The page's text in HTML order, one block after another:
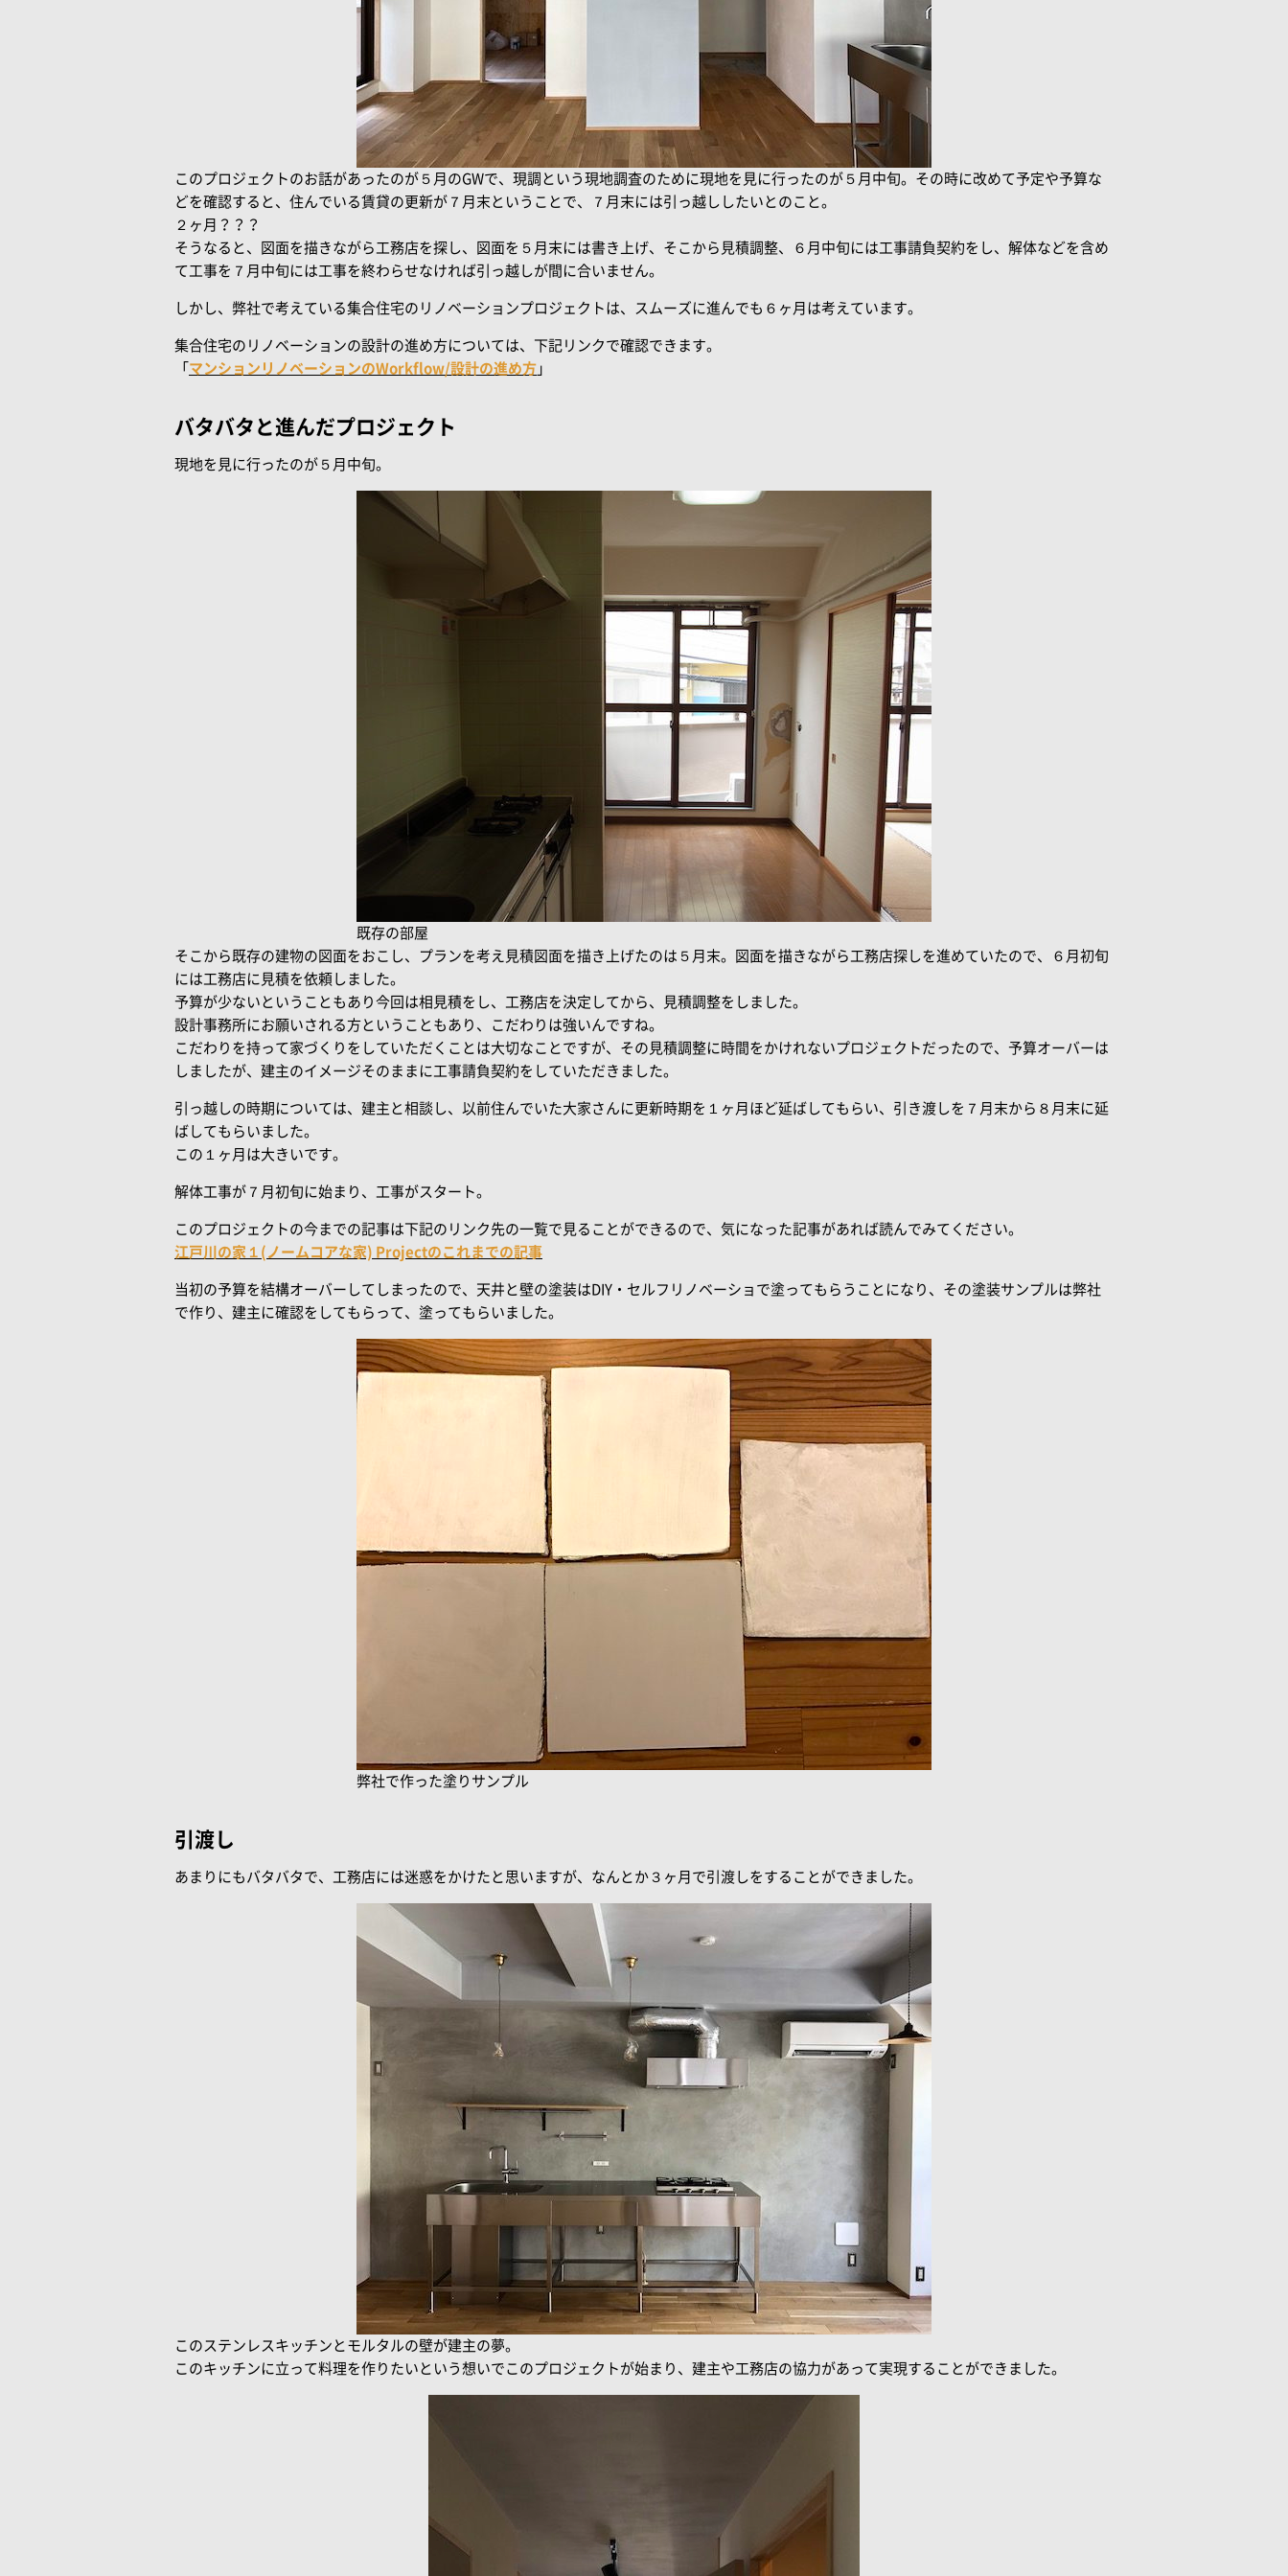
このプロジェクトのお話があったのが５月のGWで、現調という現地調査のために現地を見に行ったのが５月中旬。その時に改めて予定や予算な
どを確認すると、住んでいる賃貸の更新が７月末ということで、７月末には引っ越ししたいとのこと。
２ヶ月？？？
そうなると、図面を描きながら工務店を探し、図面を５月末には書き上げ、そこから見積調整、６月中旬には工事請負契約をし、解体などを含め
て工事を７月中旬には工事を終わらせなければ引っ越しが間に合いません。
しかし、弊社で考えている集合住宅のリノベーションプロジェクトは、スムーズに進んでも６ヶ月は考えています。
集合住宅のリノベーションの設計の進め方については、下記リンクで確認できます。
「 マンションリノベーションのWorkflow/設計の進め方 」
バタバタと進んだプロジェクト
現地を見に行ったのが５月中旬。
既存の部屋
そこから既存の建物の図面をおこし、プランを考え見積図面を描き上げたのは５月末。図面を描きながら工務店探しを進めていたので、６月初旬
には工務店に見積を依頼しました。
予算が少ないということもあり今回は相見積をし、工務店を決定してから、見積調整をしました。
設計事務所にお願いされる方ということもあり、こだわりは強いんですね。
こだわりを持って家づくりをしていただくことは大切なことですが、その見積調整に時間をかけれないプロジェクトだったので、予算オーバーは
しましたが、建主のイメージそのままに工事請負契約をしていただきました。
引っ越しの時期については、建主と相談し、以前住んでいた大家さんに更新時期を１ヶ月ほど延ばしてもらい、引き渡しを７月末から８月末に延
ばしてもらいました。
この１ヶ月は大きいです。
解体工事が７月初旬に始まり、工事がスタート。
このプロジェクトの今までの記事は下記のリンク先の一覧で見ることができるので、気になった記事があれば読んでみてください。
江戸川の家１(ノームコアな家) Projectのこれまでの記事
当初の予算を結構オーバーしてしまったので、天井と壁の塗装はDIY・セルフリノベーショで塗ってもらうことになり、その塗装サンプルは弊社
で作り、建主に確認をしてもらって、塗ってもらいました。
弊社で作った塗りサンプル
引渡し
あまりにもバタバタで、工務店には迷惑をかけたと思いますが、なんとか３ヶ月で引渡しをすることができました。
このステンレスキッチンとモルタルの壁が建主の夢。
このキッチンに立って料理を作りたいという想いでこのプロジェクトが始まり、建主や工務店の協力があって実現することができました。